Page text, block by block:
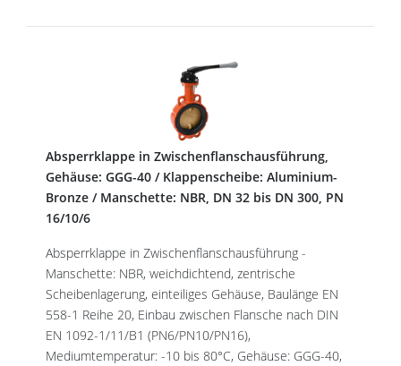
Absperrklappe in Zwischenflanschausführung,
Gehäuse: GGG-40 / Klappenscheibe: Aluminium-
Bronze / Manschette: NBR, DN 32 bis DN 300, PN
16/10/6
Absperrklappe in Zwischenflanschausführung -
Manschette: NBR, weichdichtend, zentrische
Scheibenlagerung, einteiliges Gehäuse, Baulänge EN
558-1 Reihe 20, Einbau zwischen Flansche nach DIN
EN 1092-1/11/B1 (PN6/PN10/PN16),
Mediumtemperatur: -10 bis 80°C, Gehäuse: GGG-40,